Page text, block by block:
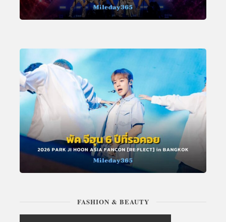
FASHION & BEAUTY